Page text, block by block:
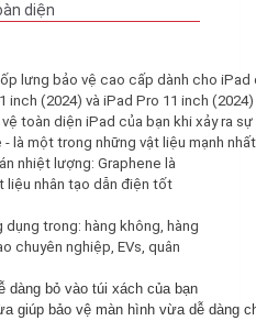
diện
lưng bảo vệ cao cấp dành cho iPad
inch (2024) và iPad Pro 11 inch (2024)
toàn diện iPad của bạn khi xảy ra
- là một trong những vật liệu mạnh
nhiệt lượng: Graphene là
liệu nhân tạo dẫn điện tốt
trong: hàng không, hàng
chuyên nghiệp, EVs, quân
dàng bỏ vào túi xách của bạn
giúp bảo vệ màn hình vừa dễ dàng